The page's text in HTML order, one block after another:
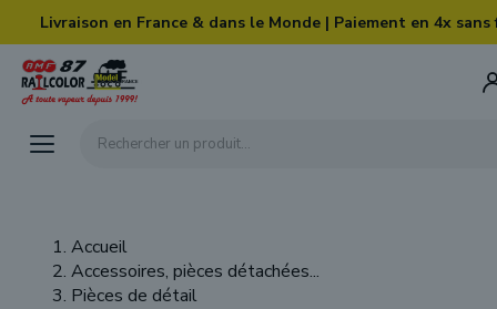
Skip to main content
Livraison en France & dans le Monde | Paiement en 4x sans
Rechercher un produit...
Accueil
Accessoires, pièces détachées...
Pièces de détail